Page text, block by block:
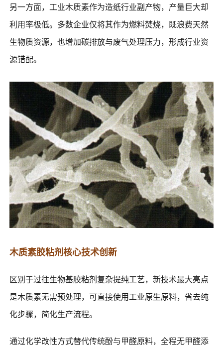
另一方面，工业木质素作为造纸行业副产物，产量巨大却
利用率极低。多数企业仅将其作为燃料焚烧，既浪费天然
生物质资源，也增加碳排放与废气处理压力，形成行业资
源错配。
木质素胶粘剂核心技术创新
区别于过往生物基胶粘剂复杂提纯工艺，新技术最大亮点
是木质素无需预处理，可直接使用工业原生原料，省去纯
化步骤，简化生产流程。
通过化学改性方式替代传统酚与甲醛原料，全程无甲醛添